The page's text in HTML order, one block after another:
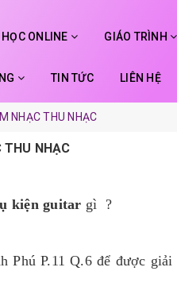
ONLINE GIÁO TRÌNH
TIN TỨC LIÊN HỆ
NHẠC THU NHẠC
THU NHẠC
kiện guitar gì ?
Phú P.11 Q.6 để được giải